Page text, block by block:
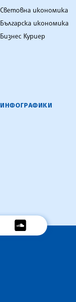
Световна икономика
Българска икономика
Бизнес Куриер
ИНФОГРАФИКИ